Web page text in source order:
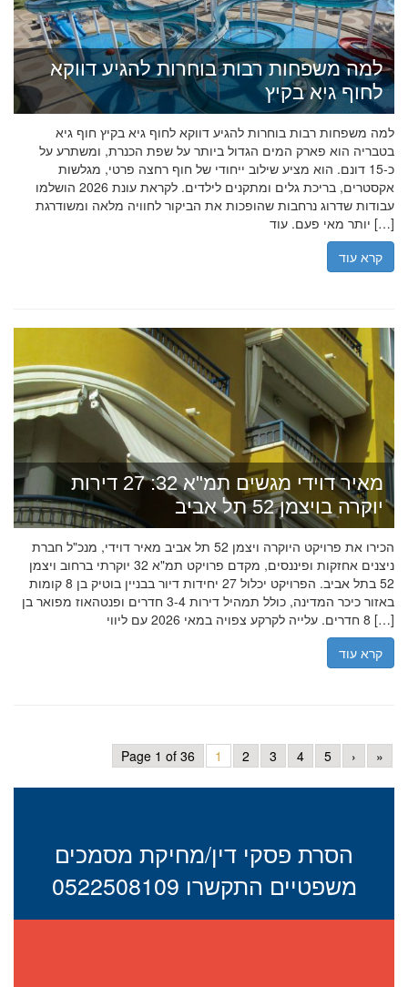
למה משפחות רבות בוחרות להגיע דווקא
לחוף גיא בקיץ
למה משפחות רבות בוחרות להגיע דווקא לחוף גיא בקיץ חוף גיא
בטבריה הוא פארק המים הגדול ביותר על שפת הכנרת, ומשתרע על
כ-15 דונם. הוא מציע שילוב ייחודי של חוף רחצה פרטי, מגלשות
אקסטרים, בריכת גלים ומתקנים לילדים. לקראת עונת 2026 הושלמו
עבודות שדרוג נרחבות שהופכות את הביקור לחוויה מלאה ומשודרגת
יותר מאי פעם. עוד […]
קרא עוד
מאיר דוידי מגשים תמ"א 32: 27 דירות
יוקרה בויצמן 52 תל אביב
הכירו את פרויקט היוקרה ויצמן 52 תל אביב מאיר דוידי, מנכ"ל חברת
ניצנים אחזקות ופיננסים, מקדם פרויקט תמ"א 32 יוקרתי ברחוב ויצמן
52 בתל אביב. הפרויקט יכלול 27 יחידות דיור בבניין בוטיק בן 8 קומות
באזור כיכר המדינה, כולל תמהיל דירות 3-4 חדרים ופנטהאוז מפואר בן
8 חדרים. עלייה לקרקע צפויה במאי 2026 עם ליווי […]
קרא עוד
Page 1 of 36 1 2 3 4 5 › »
הסרת פסקי דין/מחיקת מסמכים
משפטיים התקשרו 0522508109